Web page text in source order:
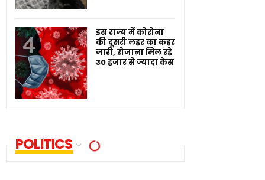
इस राज्य में कोरोना
की दूसरी लहर का कहर
जारी, रोजाना मिल रहे
30 हजार से ज्यादा केस
POLITICS